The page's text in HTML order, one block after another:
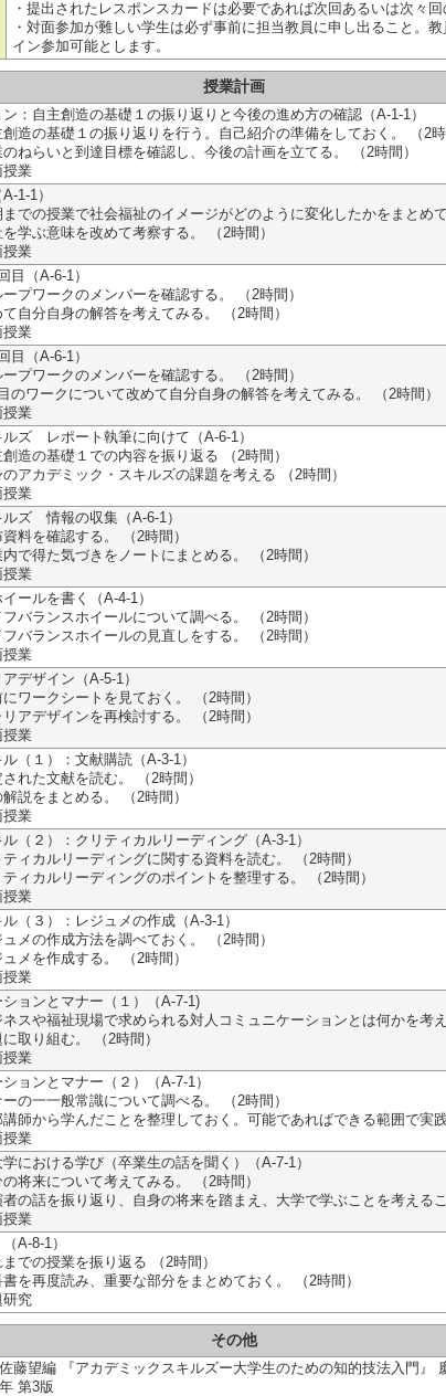
・提出されたレスポンスカードは必要であれば次回あるいは次々回
・対面参加が難しい学生は必ず事前に担当教員に申し出ること。
イン参加可能とします。
授業計画
：自主創造の基礎１の振り返りと今後の進め方の確認（A-1-1）
創造の基礎１の振り返りを行う。自己紹介の準備をしておく。 （2時
のねらいと到達目標を確認し、今後の計画を立てる。 （2時間）
授業
1-1）
までの授業で社会福祉のイメージがどのように変化したかをまとめ
を学ぶ意味を改めて考察する。 （2時間）
授業
目（A-6-1）
ープワークのメンバーを確認する。 （2時間）
て自分自身の解答を考えてみる。 （2時間）
授業
目（A-6-1）
ープワークのメンバーを確認する。 （2時間）
のワークについて改めて自分自身の解答を考えてみる。 （2時間）
授業
ズ レポート執筆に向けて（A-6-1）
創造の基礎１での内容を振り返る （2時間）
のアカデミック・スキルズの課題を考える （2時間）
授業
ズ 情報の収集（A-6-1）
資料を確認する。 （2時間）
内で得た気づきをノートにまとめる。 （2時間）
授業
ールを書く（A-4-1）
フバランスホイールについて調べる。 （2時間）
フバランスホイールの見直しをする。 （2時間）
授業
デザイン（A-5-1）
にワークシートを見ておく。 （2時間）
リアデザインを再検討する。 （2時間）
授業
（１）：文献購読（A-3-1）
された文献を読む。 （2時間）
解説をまとめる。 （2時間）
授業
（２）：クリティカルリーディング（A-3-1）
ティカルリーディングに関する資料を読む。 （2時間）
ティカルリーディングのポイントを整理する。 （2時間）
授業
（３）：レジュメの作成（A-3-1）
ュメの作成方法を調べておく。 （2時間）
ュメを作成する。 （2時間）
授業
ョンとマナー（１）（A-7-1)
ネスや福祉現場で求められる対人コミュニケーションとは何かを考
取り組む。 （2時間）
授業
ョンとマナー（２）（A-7-1）
ーの一一般常識について調べる。 （2時間）
講師から学んだことを整理しておく。可能であればできる範囲で実
授業
における学び（卒業生の話を聞く）（A-7-1）
の将来について考えてみる。 （2時間）
者の話を振り返り、自身の将来を踏まえ、大学で学ぶことを考える
授業
A-8-1）
までの授業を振り返る （2時間）
書を再度読み、重要な部分をまとめておく。 （2時間）
研究
その他
佐藤望編 『アカデミックスキルズー大学生のための知的技法入門』
年 第3版